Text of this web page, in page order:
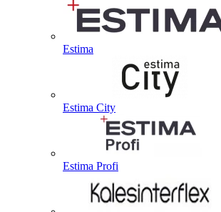
Estima
Estima City
Estima Profi